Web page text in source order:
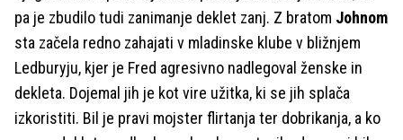
pa je zbudilo tudi zanimanje deklet zanj. Z bratom Johnom
sta začela redno zahajati v mladinske klube v bližnjem
Ledburyju, kjer je Fred agresivno nadlegoval ženske in
dekleta. Dojemal jih je kot vire užitka, ki se jih splača
izkoristiti. Bil je pravi mojster flirtanja ter dobrikanja, a ko